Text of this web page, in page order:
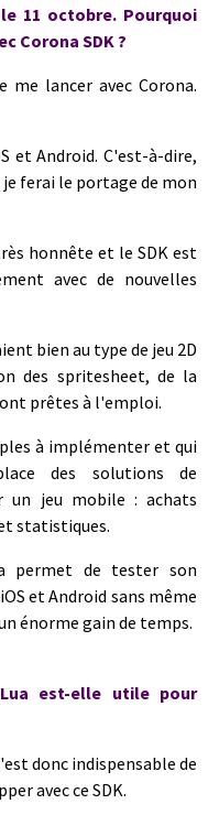
11 octobre. Pourquoi
Corona SDK ?
me lancer avec Corona.
et Android. C'est-à-dire,
ferai le portage de mon
honnête et le SDK est
avec de nouvelles
bien au type de jeu 2D
des spritesheet, de la
prêtes à l'emploi.
à implémenter et qui
des solutions de
un jeu mobile : achats
statistiques.
permet de tester son
et Android sans même
énorme gain de temps.
est-elle utile pour
donc indispensable de
avec ce SDK.